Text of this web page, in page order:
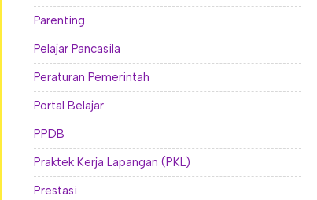
Parenting
Pelajar Pancasila
Peraturan Pemerintah
Portal Belajar
PPDB
Praktek Kerja Lapangan (PKL)
Prestasi